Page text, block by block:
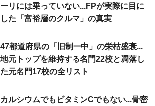
ーリには乗っていない...FPが実際に目に
した「富裕層のクルマ」の真実
47都道府県の「旧制一中」の栄枯盛衰...
地元トップを維持する名門22校と凋落し
た元名門17校の全リスト
カルシウムでもビタミンCでもない...骨密